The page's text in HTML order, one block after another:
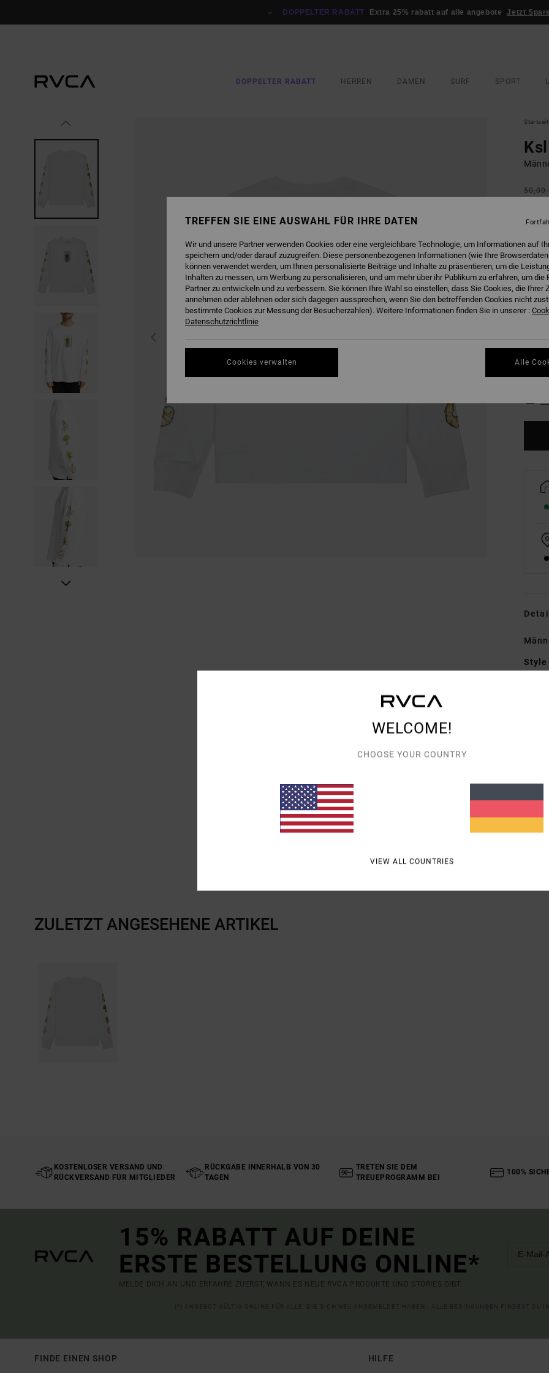
DOPPELTER RABATT Extra 25% rabatt auf alle angebote Jetzt
DOPPELTER RABATT HERREN DAMEN SURF SPORT
Ksl
50,00
SALE
Style
ZULETZT ANGESEHENE ARTIKEL
KOSTENLOSER VERSAND UND
RÜCKVERSAND FÜR MITGLIEDER
RÜCKGABE INNERHALB VON 30
TAGEN
TRETEN SIE DEM
TREUEPROGRAMM BEI
100%
15% RABATT AUF DEINE
ERSTE BESTELLUNG ONLINE*
MELDE DICH AN UND ERFAHRE ZUERST, WANN ES NEUE RVCA PRODUKTE UND STORIES GIBT.
FINDE EINEN SHOP HILFE
WELCOME!
CHOOSE YOUR COUNTRY
VIEW ALL COUNTRIES
TREFFEN SIE EINE AUSWAHL FÜR IHRE DATEN
Wir und unsere Partner verwenden Cookies oder eine vergleichbare Technologie, um Informationen auf
speichern und/oder darauf zuzugreifen. Diese personenbezogenen Informationen (wie Ihre
können verwendet werden, um Ihnen personalisierte Beiträge und Inhalte zu präsentieren, um die
Inhalten zu messen, um Werbung zu personalisieren, und um mehr über ihr Publikum zu erfahren, um die
Partner zu entwickeln und zu verbessern. Sie können Ihre Wahl so einstellen, dass Sie Cookies, die Ihrer
annehmen oder ablehnen oder sich dagegen aussprechen, wenn Sie den betreffenden Cookies nicht
bestimmte Cookies zur Messung der Besucherzahlen). Weitere Informationen finden Sie in unserer :
Datenschutzrichtlinie
Cookies verwalten Alle